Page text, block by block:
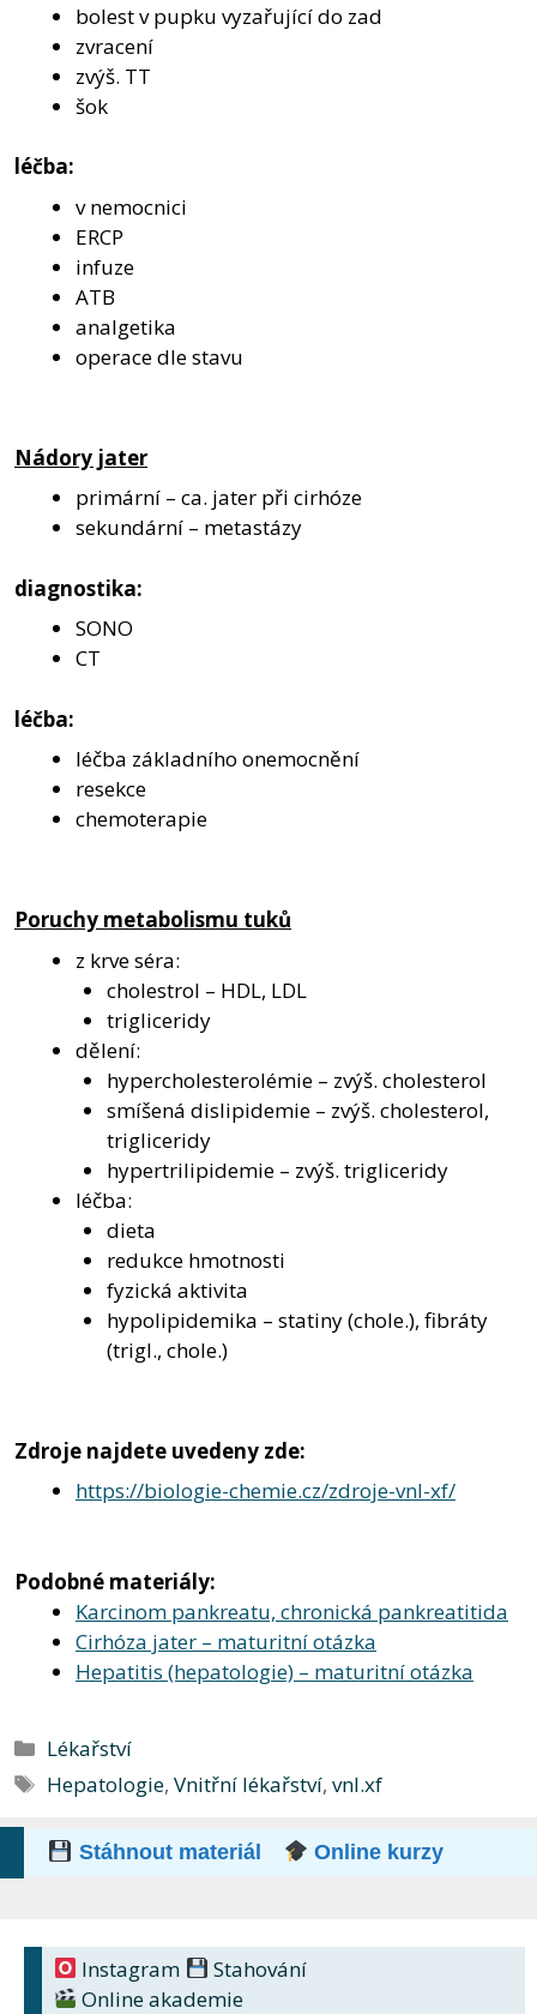
bolest v pupku vyzařující do zad
zvracení
zvýš. TT
šok
léčba:
v nemocnici
ERCP
infuze
ATB
analgetika
operace dle stavu
Nádory jater
primární – ca. jater při cirhóze
sekundární – metastázy
diagnostika:
SONO
CT
léčba:
léčba základního onemocnění
resekce
chemoterapie
Poruchy metabolismu tuků
z krve séra:
cholestrol – HDL, LDL
trigliceridy
dělení:
hypercholesterolémie – zvýš. cholesterol
smíšená dislipidemie – zvýš. cholesterol,
trigliceridy
hypertrilipidemie – zvýš. trigliceridy
léčba:
dieta
redukce hmotnosti
fyzická aktivita
hypolipidemika – statiny (chole.), fibráty
(trigl., chole.)
Zdroje najdete uvedeny zde:
https://biologie-chemie.cz/zdroje-vnl-xf/
Podobné materiály:
Karcinom pankreatu, chronická pankreatitida
Cirhóza jater – maturitní otázka
Hepatitis (hepatologie) – maturitní otázka
Rubriky
Lékařství
Štítky
Hepatologie,Vnitřní lékařství,vnl.xf
Stáhnout materiál Online kurzy
Instagram
Stahování
Online akademie